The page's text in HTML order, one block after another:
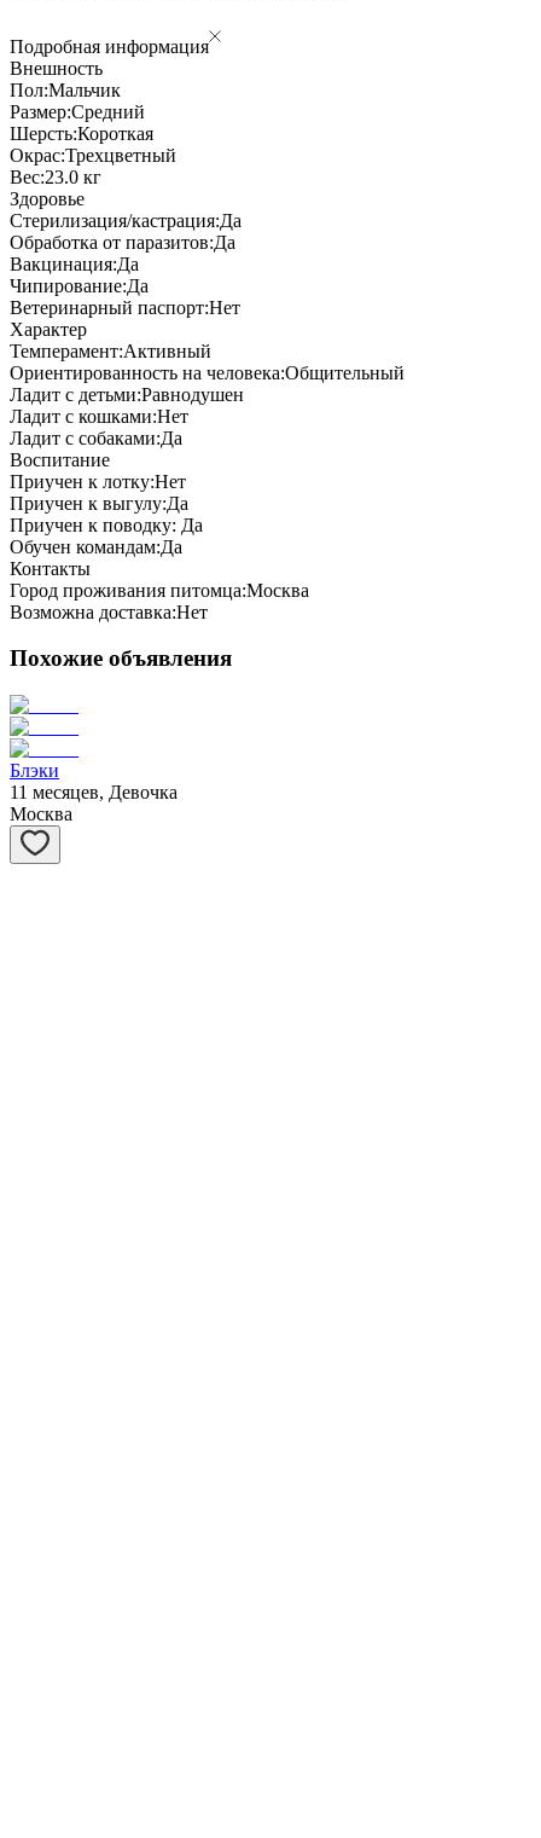
Подробная информация
Внешность
Пол:Мальчик
Размер:Средний
Шерсть:Короткая
Окрас:Трехцветный
Вес:23.0 кг
Здоровье
Стерилизация/кастрация:Да
Обработка от паразитов:Да
Вакцинация:Да
Чипирование:Да
Ветеринарный паспорт:Нет
Характер
Темперамент:Активный
Ориентированность на человека:Общительный
Ладит с детьми:Равнодушен
Ладит с кошками:Нет
Ладит с собаками:Да
Воспитание
Приучен к лотку:Нет
Приучен к выгулу:Да
Приучен к поводку: Да
Обучен командам:Да
Контакты
Город проживания питомца:Москва
Возможна доставка:Нет
Похожие объявления
Блэки
11 месяцев, Девочка
Москва